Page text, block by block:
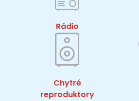
Rádio
Chytré
reproduktory